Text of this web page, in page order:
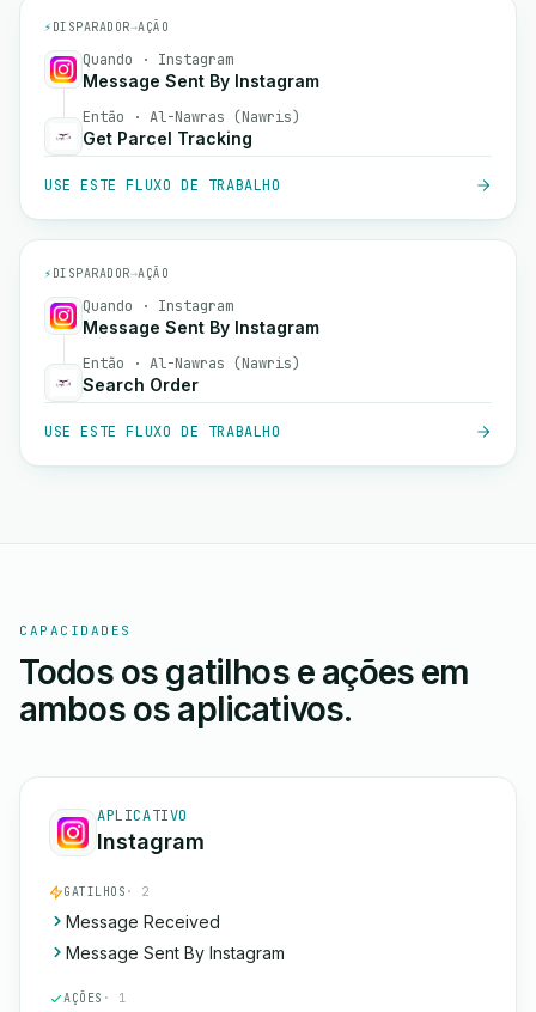
⚡ DISPARADOR→AÇÃO
Quando · Instagram
Message Sent By Instagram
Então · Al-Nawras (Nawris)
Get Parcel Tracking
USE ESTE FLUXO DE TRABALHO
⚡ DISPARADOR→AÇÃO
Quando · Instagram
Message Sent By Instagram
Então · Al-Nawras (Nawris)
Search Order
USE ESTE FLUXO DE TRABALHO
CAPACIDADES
Todos os gatilhos e ações em
ambos os aplicativos.
APLICATIVO
Instagram
GATILHOS · 2
Message Received
Message Sent By Instagram
AÇÕES · 1